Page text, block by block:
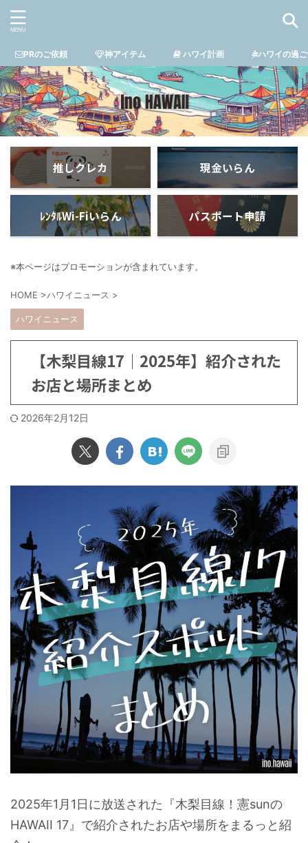
PRのご依頼 神アイテム ハワイ計画 ハワイの過
推しクレカ 現金いらん
ﾚﾝﾀﾙWi-Fiいらん パスポート申請
※本ページはプロモーションが含まれています。
HOME >ハワイニュース >
ハワイニュース
【木梨目線17｜2025年】紹介された
お店と場所まとめ
2026年2月12日
2025年1月1日に放送された『木梨目線！憲sunの
HAWAII 17』で紹介されたお店や場所をまるっと紹